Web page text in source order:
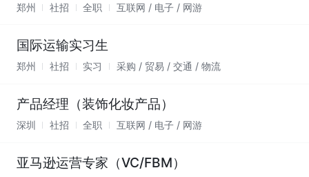
郑州 社招 全职 互联网 / 电子 / 网游
国际运输实习生
郑州 社招 实习 采购 / 贸易 / 交通 / 物流
产品经理（装饰化妆产品）
深圳 社招 全职 互联网 / 电子 / 网游
亚马逊运营专家（VC/FBM）